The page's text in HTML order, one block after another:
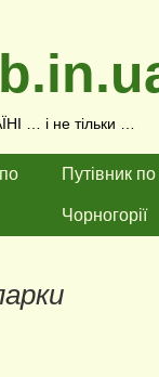
… і не тільки …
Путівник по
Чорногорії